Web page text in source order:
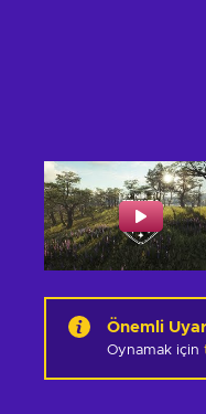
Önemli
Oynamak için